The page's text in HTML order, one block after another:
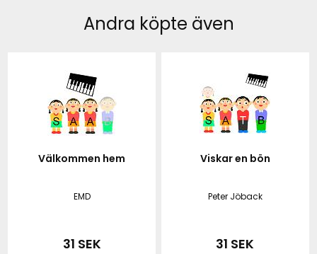
Andra köpte även
Välkommen hem
EMD
31 SEK
Viskar en bön
Peter Jöback
31 SEK